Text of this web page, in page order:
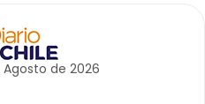
Agosto de 2026